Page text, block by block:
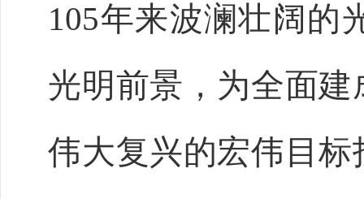
105年来波澜壮阔的
光明前景，为全面
伟大复兴的宏伟目